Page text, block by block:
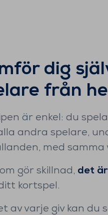
dig
från
är enkel: du
andra spelare,
med
gör skillnad, det
kortspel.
av varje giv kan du